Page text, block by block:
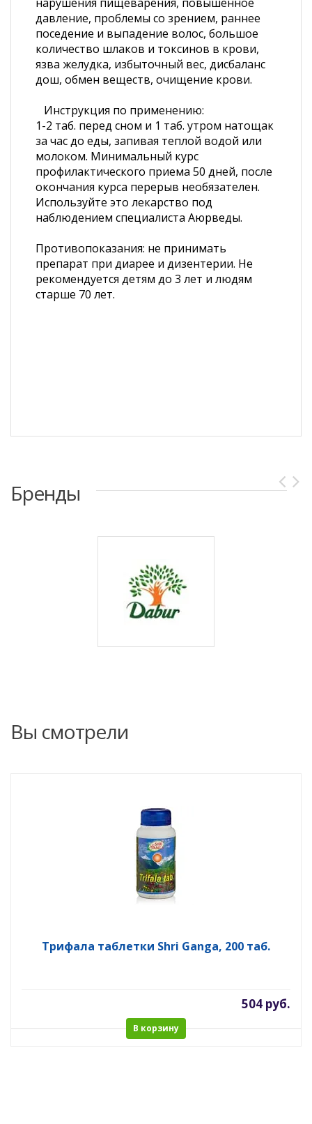
давление, проблемы со зрением, раннее
поседение и выпадение волос, большое
количество шлаков и токсинов в крови,
язва желудка, избыточный вес, дисбаланс
дош, обмен веществ, очищение крови.
Инструкция по применению:
1-2 таб. перед сном и 1 таб. утром натощак
за час до еды, запивая теплой водой или
молоком. Минимальный курс
профилактического приема 50 дней, после
окончания курса перерыв необязателен.
Используйте это лекарство под
наблюдением специалиста Аюрведы.
Противопоказания: не принимать
препарат при диарее и дизентерии. Не
рекомендуется детям до 3 лет и людям
старше 70 лет.
Бренды
Вы смотрели
Трифала таблетки Shri Ganga, 200 таб.
504 руб.
В корзину